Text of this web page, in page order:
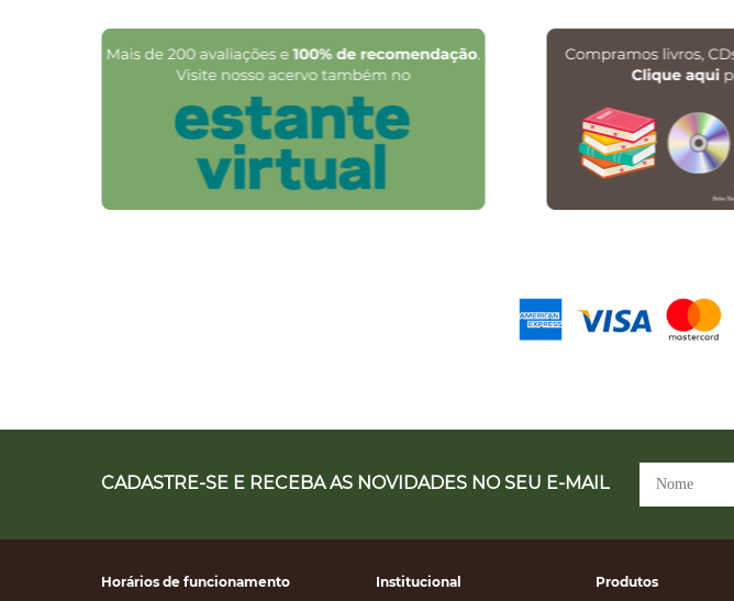
CADASTRE-SE E RECEBA AS NOVIDADES NO SEU E-MAIL
Horários de funcionamento Institucional Produtos